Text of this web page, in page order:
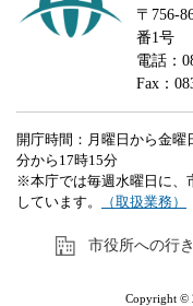
〒756-
番1号
電話：
Fax：
開庁時間：月曜日から金曜
分から17時15分
※本庁では毎週水曜日に、
しています。
（取扱業務）
市役所への行
Copyright ©